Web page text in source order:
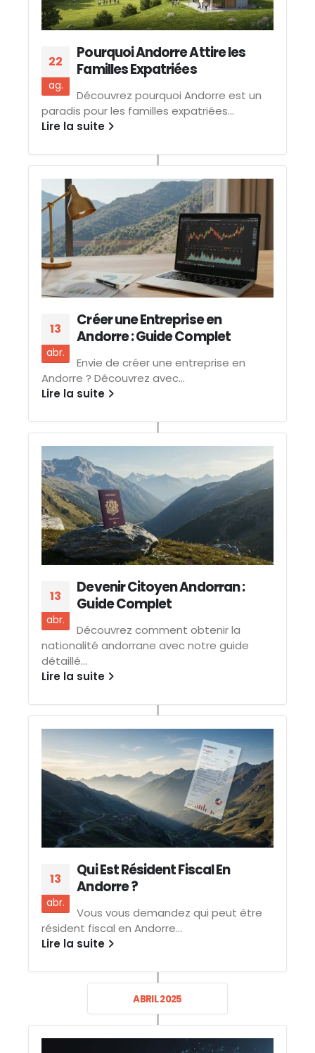
22
ag.
Pourquoi Andorre Attire les
Familles Expatriées
Découvrez pourquoi Andorre est un
paradis pour les familles expatriées...
Lire la suite
13
abr.
Créer une Entreprise en
Andorre : Guide Complet
Envie de créer une entreprise en
Andorre ? Découvrez avec...
Lire la suite
13
abr.
Devenir Citoyen Andorran :
Guide Complet
Découvrez comment obtenir la
nationalité andorrane avec notre guide
détaillé...
Lire la suite
13
abr.
Qui Est Résident Fiscal En
Andorre ?
Vous vous demandez qui peut être
résident fiscal en Andorre...
Lire la suite
ABRIL 2025